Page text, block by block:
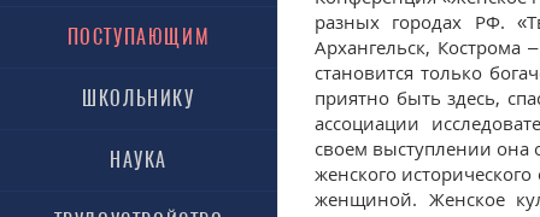
ПОСТУПАЮЩИМ
ШКОЛЬНИКУ
НАУКА
разных городах РФ.
Архангельск, Кострома
становится только
приятно быть здесь,
ассоциации
своем выступлении она
женского
женщиной. Женское